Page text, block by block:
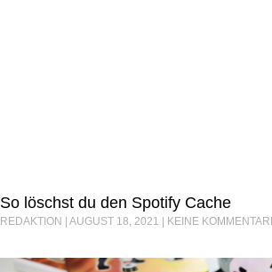
So löschst du den Spotify Cache
REDAKTION AUGUST 18, 2021 KEINE